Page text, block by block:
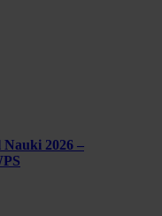
Nauki 2026 –